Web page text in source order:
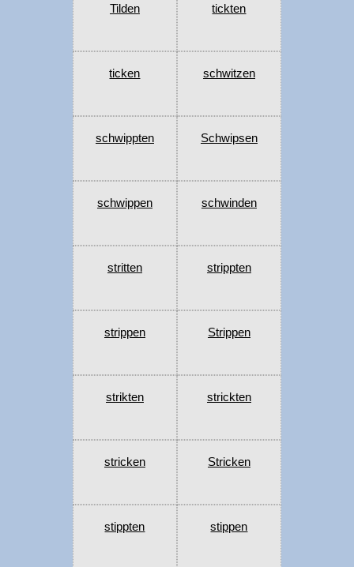
Tilden tickten
ticken schwitzen
schwippten Schwipsen
schwippen schwinden
stritten strippten
strippen Strippen
strikten strickten
stricken Stricken
stippten stippen